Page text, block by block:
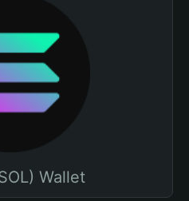
Wallet